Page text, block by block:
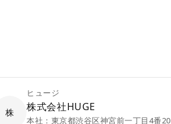
株
ヒュージ
株式会社HUGE
本社： 東京都渋谷区神宮前一丁目4番20